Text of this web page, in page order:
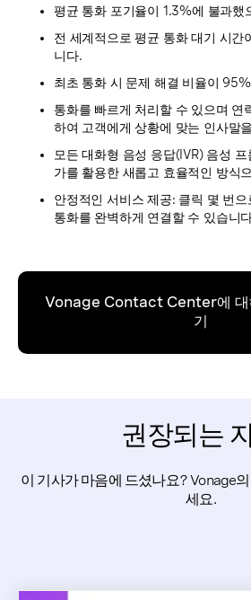
평균 통화 포기율이 1.3%에 불과했
전 세계적으로 평균 통화 대기 시간
니다.
최초 통화 시 문제 해결 비율이
통화를 빠르게 처리할 수 있으며 연
하여 고객에게 상황에 맞는 인사말
모든 대화형 음성 응답(IVR) 음성
가를 활용한 새롭고 효율적인 방식
안정적인 서비스 제공: 클릭 몇 번
통화를 완벽하게 연결할 수 있습니
Vonage Contact Center에 대
기
권장되는
이 기사가 마음에 드셨나요? Vonage
세요.